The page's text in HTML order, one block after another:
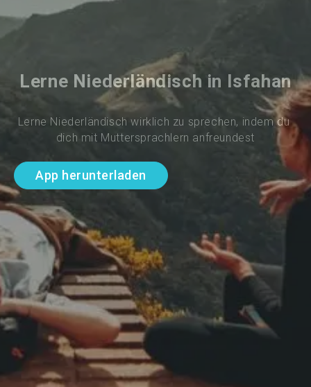
Lerne Niederländisch in Isfahan
Lerne Niederländisch wirklich zu sprechen, indem du
dich mit Muttersprachlern anfreundest
App herunterladen